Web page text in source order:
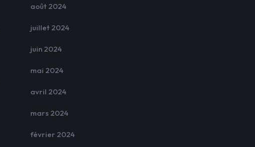
août 2024
juillet 2024
juin 2024
mai 2024
avril 2024
mars 2024
février 2024